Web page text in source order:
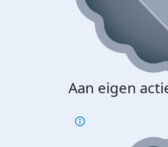
Aan eigen